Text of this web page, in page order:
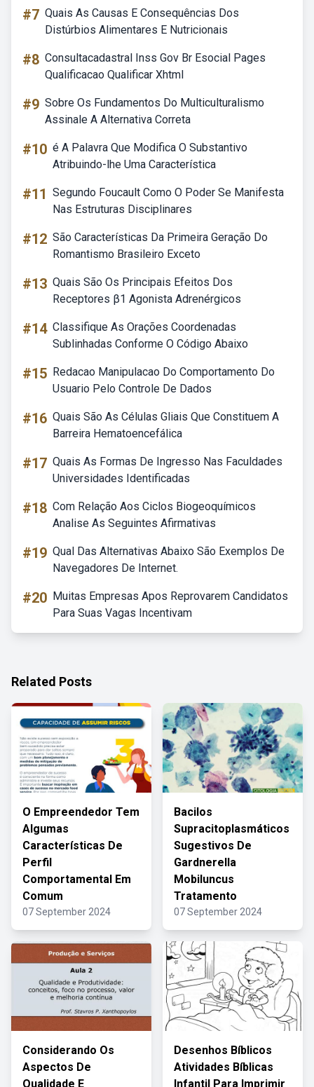
#7 Quais As Causas E Consequências Dos
Distúrbios Alimentares E Nutricionais
#8 Consultacadastral Inss Gov Br Esocial Pages
Qualificacao Qualificar Xhtml
#9 Sobre Os Fundamentos Do Multiculturalismo
Assinale A Alternativa Correta
#10 é A Palavra Que Modifica O Substantivo
Atribuindo-lhe Uma Característica
#11 Segundo Foucault Como O Poder Se Manifesta
Nas Estruturas Disciplinares
#12 São Características Da Primeira Geração Do
Romantismo Brasileiro Exceto
#13 Quais São Os Principais Efeitos Dos
Receptores β1 Agonista Adrenérgicos
#14 Classifique As Orações Coordenadas
Sublinhadas Conforme O Código Abaixo
#15 Redacao Manipulacao Do Comportamento Do
Usuario Pelo Controle De Dados
#16 Quais São As Células Gliais Que Constituem A
Barreira Hematoencefálica
#17 Quais As Formas De Ingresso Nas Faculdades
Universidades Identificadas
#18 Com Relação Aos Ciclos Biogeoquímicos
Analise As Seguintes Afirmativas
#19 Qual Das Alternativas Abaixo São Exemplos De
Navegadores De Internet.
#20 Muitas Empresas Apos Reprovarem Candidatos
Para Suas Vagas Incentivam
Related Posts
O Empreendedor Tem
Algumas
Características De
Perfil
Comportamental Em
Comum
07 September 2024
Bacilos
Supracitoplasmáticos
Sugestivos De
Gardnerella
Mobiluncus
Tratamento
07 September 2024
Considerando Os
Aspectos De
Qualidade E
Desenhos Bíblicos
Atividades Bíblicas
Infantil Para Imprimir